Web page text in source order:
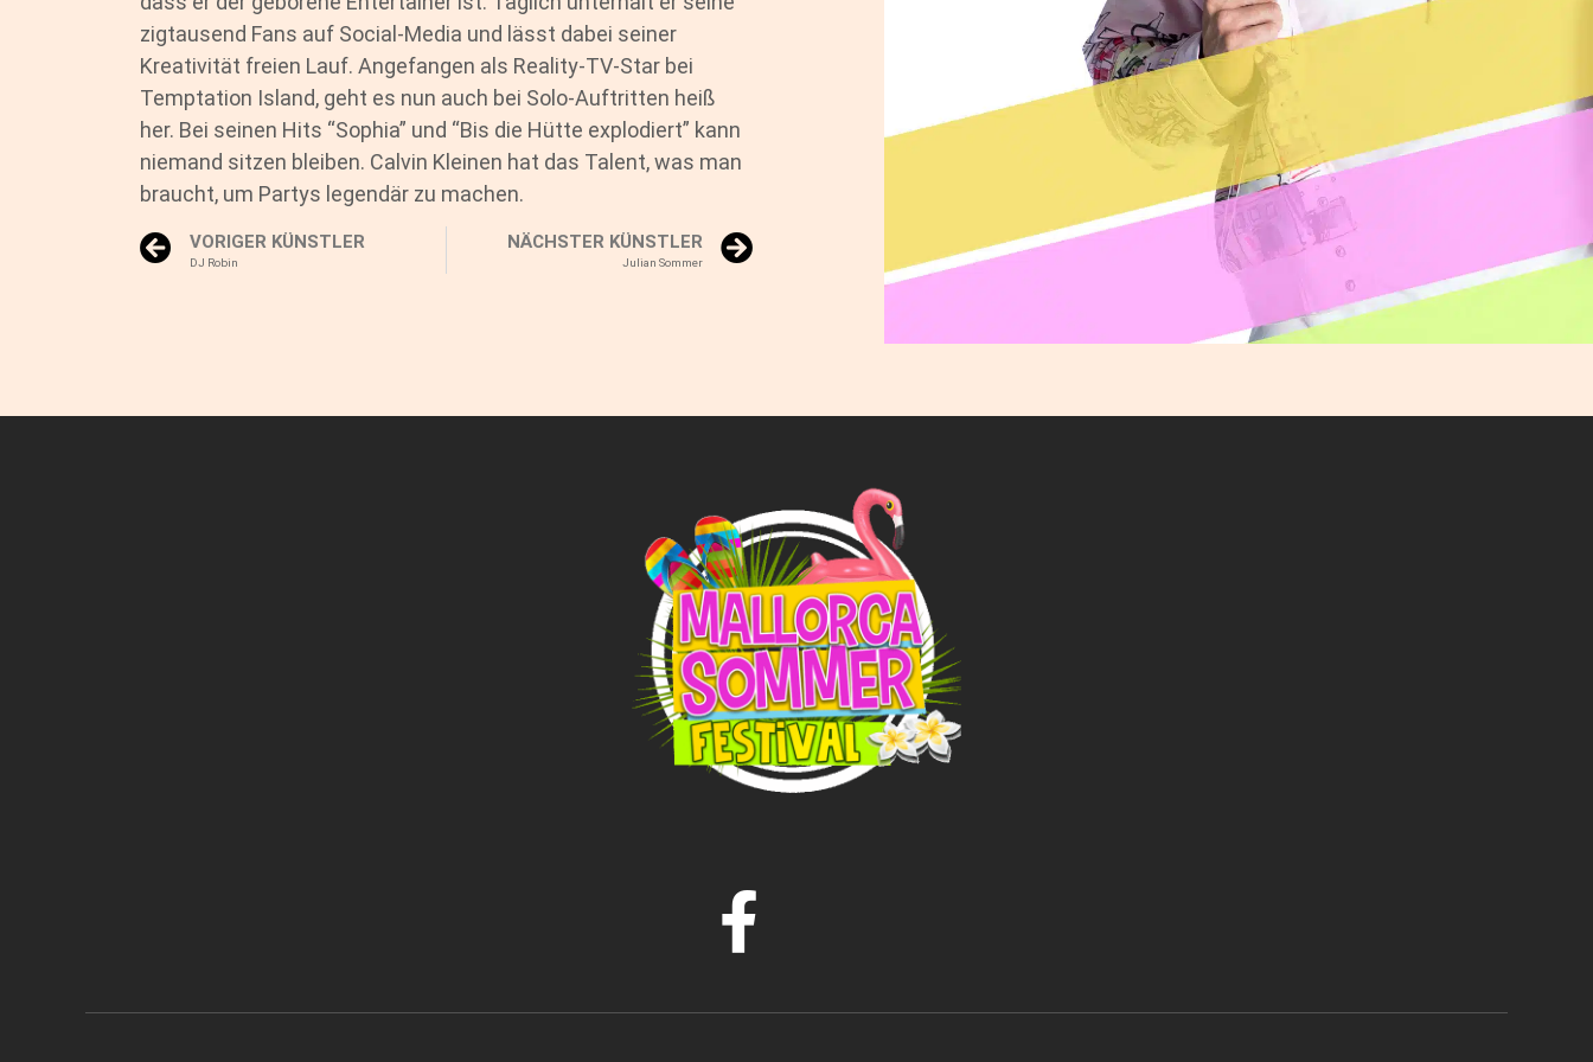
zigtausend Fans auf Social-Media und lässt dabei seiner
Kreativität freien Lauf. Angefangen als Reality-TV-Star bei
Temptation Island, geht es nun auch bei Solo-Auftritten heiß
her. Bei seinen Hits “Sophia” und “Bis die Hütte explodiert” kann
niemand sitzen bleiben. Calvin Kleinen hat das Talent, was man
braucht, um Partys legendär zu machen.
VORIGER KÜNSTLER
DJ Robin
NÄCHSTER KÜNSTLER
Julian Sommer